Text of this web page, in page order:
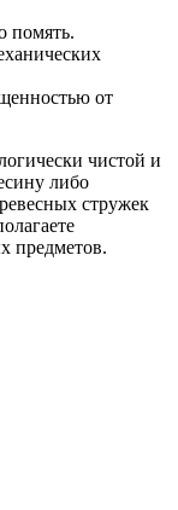
помять.
от
чистой и
либо
стружек
предметов.